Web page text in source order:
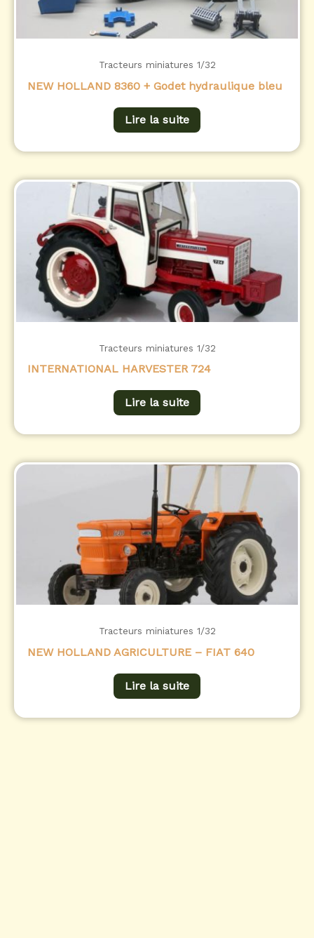
Tracteurs miniatures 1/32
NEW HOLLAND 8360 + Godet hydraulique bleu
Lire la suite
Tracteurs miniatures 1/32
INTERNATIONAL HARVESTER 724
Lire la suite
Tracteurs miniatures 1/32
NEW HOLLAND AGRICULTURE – FIAT 640
Lire la suite